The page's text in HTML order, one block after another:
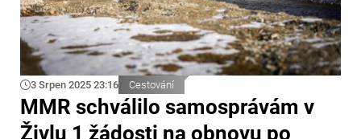
3 Srpen 2025 23:16 Cestování
MMR schválilo samosprávám v
Živlu 1 žádosti na obnovu po